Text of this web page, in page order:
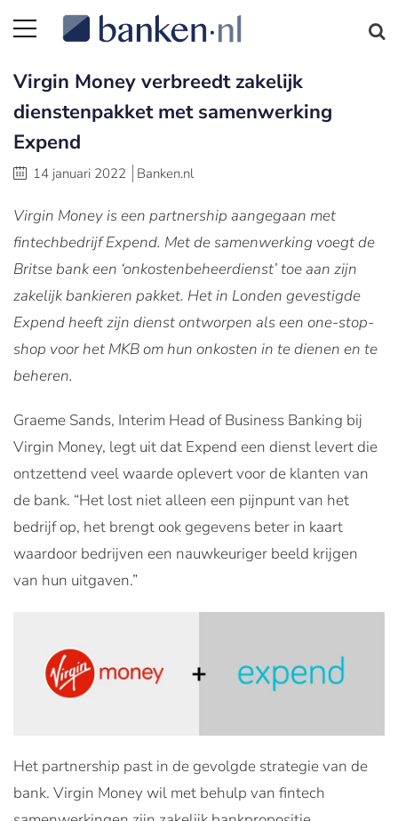
Virgin Money verbreedt zakelijk
dienstenpakket met samenwerking
Expend
14 januari 2022 Banken.nl
Virgin Money is een partnership aangegaan met
fintechbedrijf Expend. Met de samenwerking voegt de
Britse bank een ‘onkostenbeheerdienst’ toe aan zijn
zakelijk bankieren pakket. Het in Londen gevestigde
Expend heeft zijn dienst ontworpen als een one-stop-
shop voor het MKB om hun onkosten in te dienen en te
beheren.
Graeme Sands, Interim Head of Business Banking bij
Virgin Money, legt uit dat Expend een dienst levert die
ontzettend veel waarde oplevert voor de klanten van
de bank. “Het lost niet alleen een pijnpunt van het
bedrijf op, het brengt ook gegevens beter in kaart
waardoor bedrijven een nauwkeuriger beeld krijgen
van hun uitgaven.”
Het partnership past in de gevolgde strategie van de
bank. Virgin Money wil met behulp van fintech